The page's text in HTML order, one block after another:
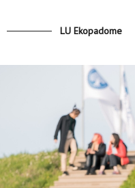
LU Ekopadome